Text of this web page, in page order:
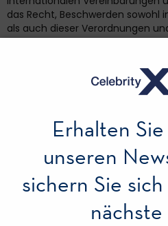
Erhalten
unseren
sichern Sie
nächste